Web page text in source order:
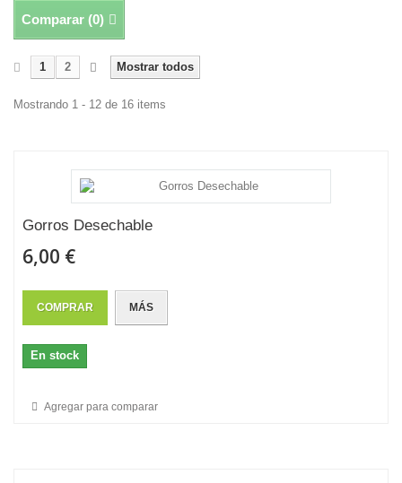
Comparar (0)
Mostrar todos
1 2
Mostrando 1 - 12 de 16 items
Gorros Desechable
6,00 €
COMPRAR MÁS
En stock
Agregar para comparar